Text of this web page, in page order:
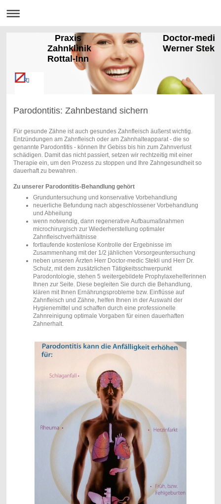
Praxis Doctor-medic
Zahnklinik Werner Stekli
Rottal-Inn
Parodontitis: Zahnbestand sichern
Für gesunde Zähne ist auch gesundes Zahnfleisch äußerst wichtig.
Entzündungen am Zahnfleisch oder am Zahnhalteapparat - die so
genannte Parodontitis - können Ihr Gebiss bis hin zum Zahnverlust
schädigen. Damit das nicht passiert, setzen wir rechtzeitig mit einer
Therapie ein, um den Prozess zu stoppen und Ihre Zahngesundheit so
dauerhaft zu bewahren.
Zu unserer Parodontitis-Behandlung gehört
Grunduntersuchung und konservative Vorbehandlung
neuerliche Befundung nach abgeschlossener Vorbehandlung
und Abheilung
wenn notwendig, dann regenerative Aufbaumaßnahmen
microchirurgisch zur Wiederherstellung optimaler
Zahnfleischverhältnisse
fortlaufende kostenlose Kontrolle der Ergebnisse im
Zusammenhang mit der 1/2 jählichen Vorsorgeuntersuchung
neben unseren Ärzten Herr Doctor-medic Stekli und Herr Dr.
Schulz, mit dem zusätzlichen Tätigkeitsschwerpunkt
Parodontologie, stehen 5 weitergebildete Prophylaxehelferinnen
Ihnen zur Seite. Diese begleiten Sie durch die Behandlung,
klären mit Ihnen Ernährungsprobleme bzw. Einflüsse auf
Zahnfleisch und Zähne, helfen Ihnen in der Auswahl der
Hygienemittel und schaffen durch eine professionelle
Zahnreinigung optimale Vorgaben für einen dauerhaften
Zahnerhalt.